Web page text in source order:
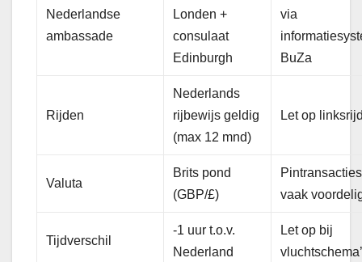
Nederlandse
ambassade
Londen +
consulaat
Edinburgh
via
BuZa
Rijden
Nederlands
rijbewijs geldig
(max 12 mnd)
Let op
Valuta
Brits pond
(GBP/£)
Pintransacties
vaak
Tijdverschil
-1 uur t.o.v.
Nederland
Let op bij